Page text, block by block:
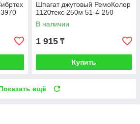
Шпагат джутовый РемоКолор
1120текс 250м 51-4-250
В наличии
1 915 ₸
Купить
ещё